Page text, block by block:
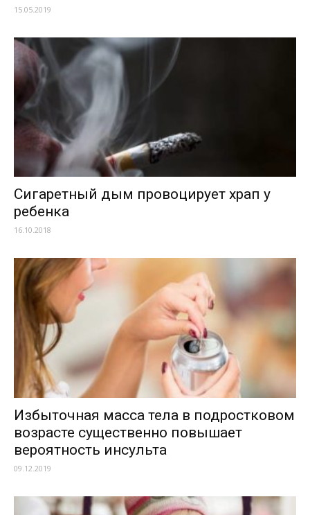
15.05.2019
Сигаретный дым провоцирует храп у
ребенка
16.10.2018
Избыточная масса тела в подростковом
возрасте существенно повышает
вероятность инсульта
09.12.2019